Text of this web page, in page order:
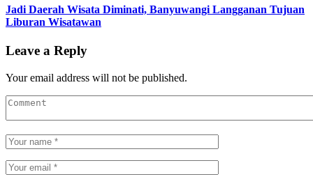
Jadi Daerah Wisata Diminati, Banyuwangi Langganan Tujuan
Liburan Wisatawan
Leave a Reply
Your email address will not be published.